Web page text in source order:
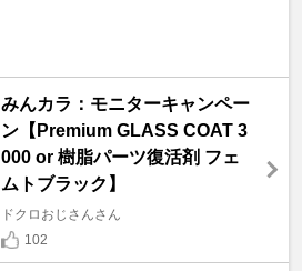
みんカラ：モニターキャンペー
ン【Premium GLASS COAT 3
000 or 樹脂パーツ復活剤 フェ
ムトブラック】
ドクロおじさんさん
102